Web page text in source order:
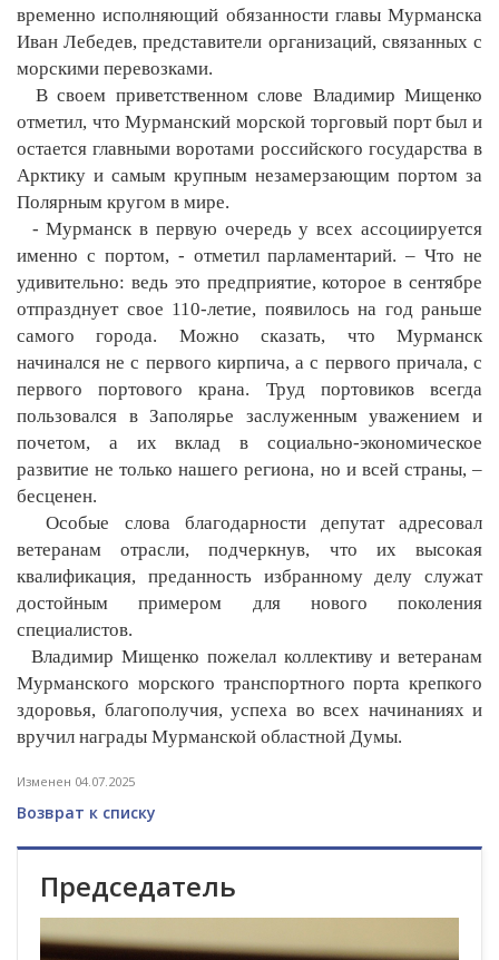
временно исполняющий обязанности главы Мурманска
Иван Лебедев, представители организаций, связанных с
морскими перевозками.
В своем приветственном слове Владимир Мищенко
отметил, что Мурманский морской торговый порт был и
остается главными воротами российского государства в
Арктику и самым крупным незамерзающим портом за
Полярным кругом в мире.
- Мурманск в первую очередь у всех ассоциируется
именно с портом, - отметил парламентарий. – Что не
удивительно: ведь это предприятие, которое в сентябре
отпразднует свое 110-летие, появилось на год раньше
самого города. Можно сказать, что Мурманск
начинался не с первого кирпича, а с первого причала, с
первого портового крана. Труд портовиков всегда
пользовался в Заполярье заслуженным уважением и
почетом, а их вклад в социально-экономическое
развитие не только нашего региона, но и всей страны, –
бесценен.
Особые слова благодарности депутат адресовал
ветеранам отрасли, подчеркнув, что их высокая
квалификация, преданность избранному делу служат
достойным примером для нового поколения
специалистов.
Владимир Мищенко пожелал коллективу и ветеранам
Мурманского морского транспортного порта крепкого
здоровья, благополучия, успеха во всех начинаниях и
вручил награды Мурманской областной Думы.
Изменен 04.07.2025
Возврат к списку
Председатель